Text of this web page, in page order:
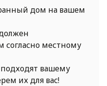
дом на вашем
согласно местному
вашему
их для вас!